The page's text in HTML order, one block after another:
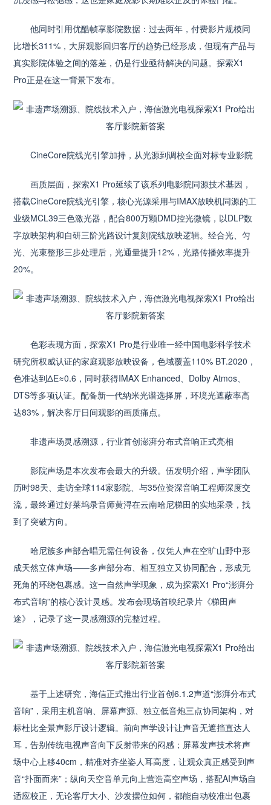
他同时引用优酷帧享影院数据：过去两年，付费影片规模同
比增长311%，大屏观影回归客厅的趋势已经形成，但现有产品与
真实影院体验之间的落差，仍是行业亟待解决的问题。探索X1
Pro正是在这一背景下发布。
CineCore院线光引擎加持，从光源到调校全面对标专业影院
画质层面，探索X1 Pro延续了该系列电影院同源技术基因，
搭载CineCore院线光引擎，核心光源采用与IMAX放映机同源的工
业级MCL39三色激光器，配合800万颗DMD控光微镜，以DLP数
字放映架构和自研三阶光路设计复刻院线放映逻辑。经合光、匀
光、光束整形三步处理后，光通量提升12%，光路传播效率提升
20%。
色彩表现方面，探索X1 Pro是行业唯一经中国电影科学技术
研究所权威认证的家庭观影放映设备，色域覆盖110% BT.2020，
色准达到ΔE≈0.6，同时获得IMAX Enhanced、Dolby Atmos、
DTS等多项认证。配备新一代纳米光谱选择屏，环境光遮蔽率高
达83%，解决客厅日间观影的画质痛点。
非遗声场灵感溯源，行业首创澎湃分布式音响正式亮相
影院声场是本次发布会最大的升级。伍发明介绍，声学团队
历时98天、走访全球114家影院、与35位资深音响工程师深度交
流，最终通过好莱坞录音师黄浔在云南哈尼梯田的实地采录，找
到了突破方向。
哈尼族多声部合唱无需任何设备，仅凭人声在空旷山野中形
成天然立体声场——多声部分布、相互独立又协同配合，形成无
死角的环绕包裹感。这一自然声学现象，成为探索X1 Pro“澎湃分
布式音响”的核心设计灵感。发布会现场首映纪录片《梯田声
途》，记录了这一灵感溯源的完整过程。
基于上述研究，海信正式推出行业首创6.1.2声道“澎湃分布式
音响”，采用主机音响、屏幕声源、独立低音炮三点协同架构，对
标杜比全景声影厅设计逻辑。前向声学设计让声音无遮挡直达人
耳，告别传统电视声音向下反射带来的闷感；屏幕发声技术将声
场中心上移40cm，精准对齐坐姿人耳高度，让观众真正感受到声
音“扑面而来”；纵向天空音单元向上营造高空声场，搭配AI声场自
适应校正，无论客厅大小、沙发摆位如何，都能自动校准出包裹